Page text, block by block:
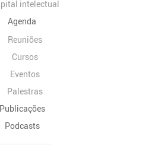
intelectual
Agenda
Reuniões
Cursos
Eventos
Palestras
Publicações
Podcasts